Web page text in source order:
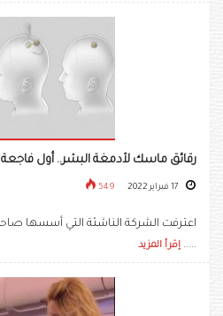
رقائق ماسك لأدمغة البشر.. أول فاجعة
549
اعترفت الشركة الناشئة التي أسسها
..... إقرأ المزيد